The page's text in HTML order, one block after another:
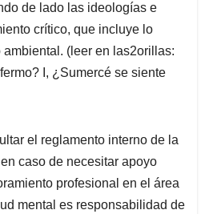
de lado las ideologías e
crítico, que incluye lo
(leer en las2orillas:
I, ¿Sumercé se siente
el reglamento interno de la
caso de necesitar apoyo
profesional en el área
mental es responsabilidad de